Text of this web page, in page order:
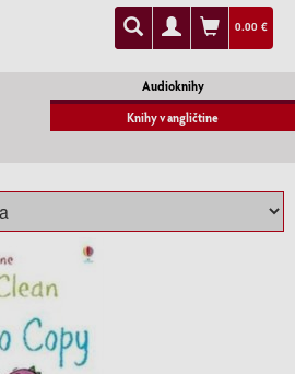
0.00 €
Audioknihy
Knihy v angličtine